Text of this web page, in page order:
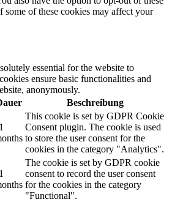
of these cookies may affect your
essential for the website to
ensure basic functionalities and
anonymously.
Beschreibung
This cookie is set by GDPR Cookie
Consent plugin. The cookie is used
to store the user consent for the
cookies in the category "Analytics".
The cookie is set by GDPR cookie
consent to record the user consent
for the cookies in the category
"Functional".